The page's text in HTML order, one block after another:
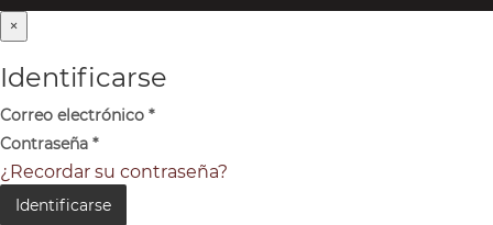
×
Identificarse
Correo electrónico *
Contraseña *
¿Recordar su contraseña?
Identificarse